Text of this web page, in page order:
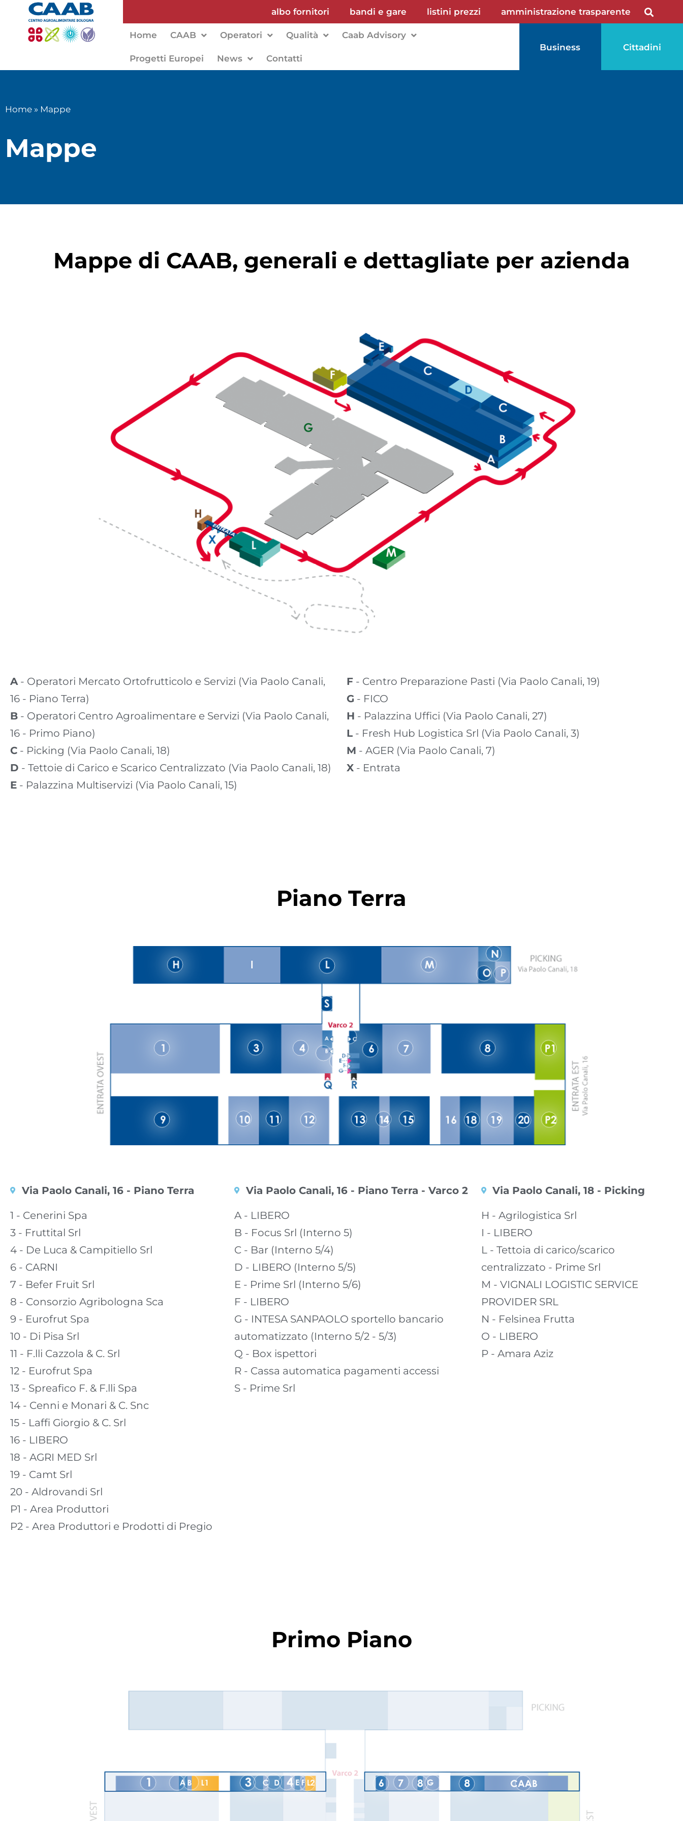
albo fornitori bandi e gare listini prezzi amministrazione trasparente
Home CAAB Operatori Qualità Caab Advisory
Progetti Europei News Contatti
Business Cittadini
Home » Mappe
Mappe
Mappe di CAAB, generali e dettagliate per azienda
A - Operatori Mercato Ortofrutticolo e Servizi (Via Paolo Canali,
16 - Piano Terra)
B - Operatori Centro Agroalimentare e Servizi (Via Paolo Canali,
16 - Primo Piano)
C - Picking (Via Paolo Canali, 18)
D - Tettoie di Carico e Scarico Centralizzato (Via Paolo Canali, 18)
E - Palazzina Multiservizi (Via Paolo Canali, 15)
F - Centro Preparazione Pasti (Via Paolo Canali, 19)
G - FICO
H - Palazzina Uffici (Via Paolo Canali, 27)
L - Fresh Hub Logistica Srl (Via Paolo Canali, 3)
M - AGER (Via Paolo Canali, 7)
X - Entrata
Piano Terra
Via Paolo Canali, 16 - Piano Terra
1 - Cenerini Spa
3 - Fruttital Srl
4 - De Luca & Campitiello Srl
6 - CARNI
7 - Befer Fruit Srl
8 - Consorzio Agribologna Sca
9 - Eurofrut Spa
10 - Di Pisa Srl
11 - F.lli Cazzola & C. Srl
12 - Eurofrut Spa
13 - Spreafico F. & F.lli Spa
14 - Cenni e Monari & C. Snc
15 - Laffi Giorgio & C. Srl
16 - LIBERO
18 - AGRI MED Srl
19 - Camt Srl
20 - Aldrovandi Srl
P1 - Area Produttori
P2 - Area Produttori e Prodotti di Pregio
Via Paolo Canali, 16 - Piano Terra - Varco 2
A - LIBERO
B - Focus Srl (Interno 5)
C - Bar (Interno 5/4)
D - LIBERO (Interno 5/5)
E - Prime Srl (Interno 5/6)
F - LIBERO
G - INTESA SANPAOLO sportello bancario
automatizzato (Interno 5/2 - 5/3)
Q - Box ispettori
R - Cassa automatica pagamenti accessi
S - Prime Srl
Via Paolo Canali, 18 - Picking
H - Agrilogistica Srl
I - LIBERO
L - Tettoia di carico/scarico
centralizzato - Prime Srl
M - VIGNALI LOGISTIC SERVICE
PROVIDER SRL
N - Felsinea Frutta
O - LIBERO
P - Amara Aziz
Primo Piano